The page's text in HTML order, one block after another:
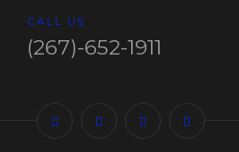
CALL US
(267)-652-1911